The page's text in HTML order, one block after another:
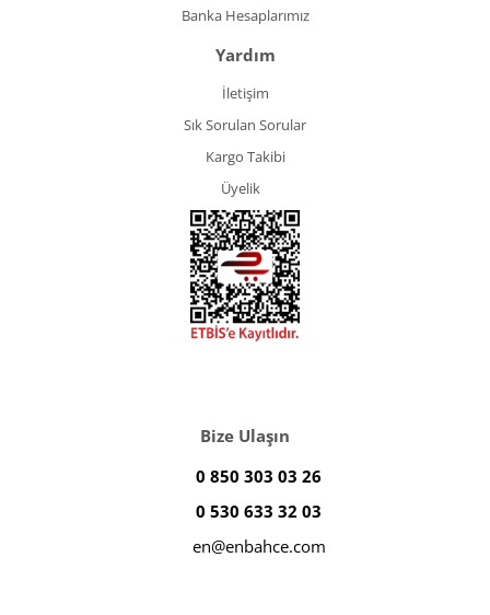
Banka Hesaplarımız
Yardım
İletişim
Sık Sorulan Sorular
Kargo Takibi
Üyelik
Bize Ulaşın
0 850 303 03 26
0 530 633 32 03
en@enbahce.com